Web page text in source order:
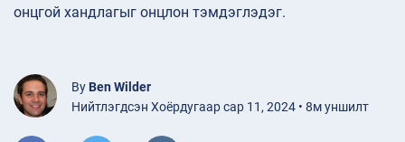
онцгой хандлагыг онцлон тэмдэглэдэг.
By Ben Wilder
Нийтлэгдсэн Хоёрдугаар сар 11, 2024 • 8м уншилт